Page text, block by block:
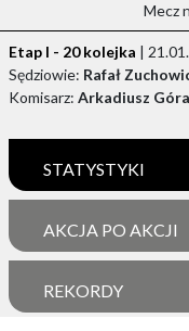
Mecz
Etap I - 20 kolejka |
Sędziowie: Rafał
Komisarz: Arkadiusz Góra
STATYSTYKI
AKCJA PO AKCJI
REKORDY